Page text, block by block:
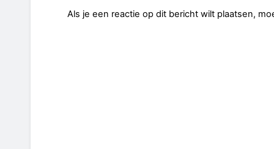
Als je een reactie op dit bericht wilt plaatsen,